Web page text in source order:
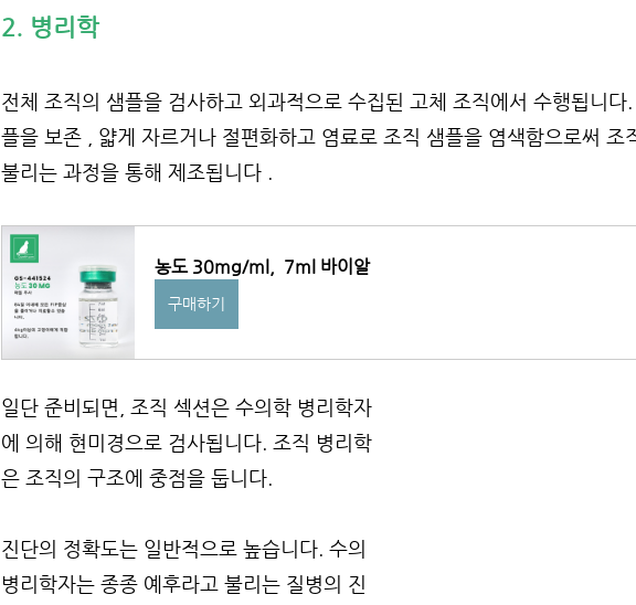
2. 병리학
전체 조직의 샘플을 검사하고 외과적으로 수집된 고체 조직에서 수행됩니다
플을 보존 , 얇게 자르거나 절편화하고 염료로 조직 샘플을 염색함으로써
불리는 과정을 통해 제조됩니다 .
농도 30mg/ml,  7ml 바이알
구매하기
일단 준비되면, 조직 섹션은 수의학 병리학자
에 의해 현미경으로 검사됩니다. 조직 병리학
은 조직의 구조에 중점을 둡니다.
진단의 정확도는 일반적으로 높습니다. 수의
병리학자는 종종 예후라고 불리는 질병의 진